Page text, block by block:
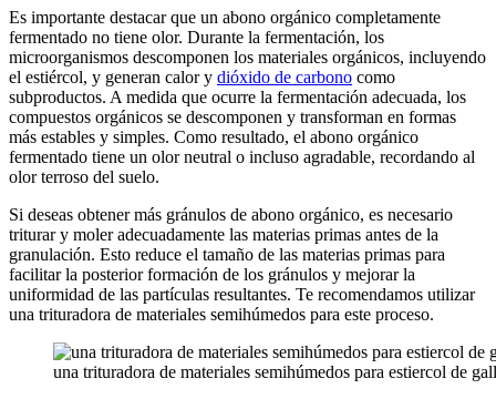
Es importante destacar que un abono orgánico completamente
fermentado no tiene olor. Durante la fermentación, los
microorganismos descomponen los materiales orgánicos, incluyendo
el estiércol, y generan calor y dióxido de carbono como
subproductos. A medida que ocurre la fermentación adecuada, los
compuestos orgánicos se descomponen y transforman en formas
más estables y simples. Como resultado, el abono orgánico
fermentado tiene un olor neutral o incluso agradable, recordando al
olor terroso del suelo.
Si deseas obtener más gránulos de abono orgánico, es necesario
triturar y moler adecuadamente las materias primas antes de la
granulación. Esto reduce el tamaño de las materias primas para
facilitar la posterior formación de los gránulos y mejorar la
uniformidad de las partículas resultantes. Te recomendamos utilizar
una trituradora de materiales semihúmedos para este proceso.
una trituradora de materiales semihúmedos para estiercol de